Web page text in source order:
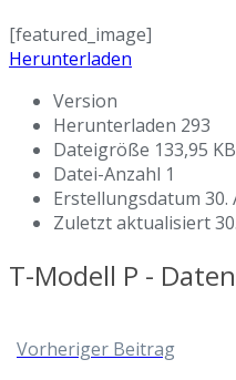
[featured_image]
Herunterladen
Version
Herunterladen 293
Dateigröße 133,95 KB
Datei-Anzahl 1
Erstellungsdatum 30.
Zuletzt aktualisiert
T-Modell P -
Vorheriger Beitrag